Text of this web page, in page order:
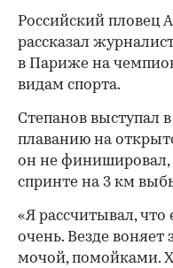
Российский пловец
рассказал
в Париже на
видам спорта.
Степанов выступал
плаванию на
он не финишировал,
спринте на 3 км
«Я рассчитывал, что
очень. Везде воняет
мочой, помойками.